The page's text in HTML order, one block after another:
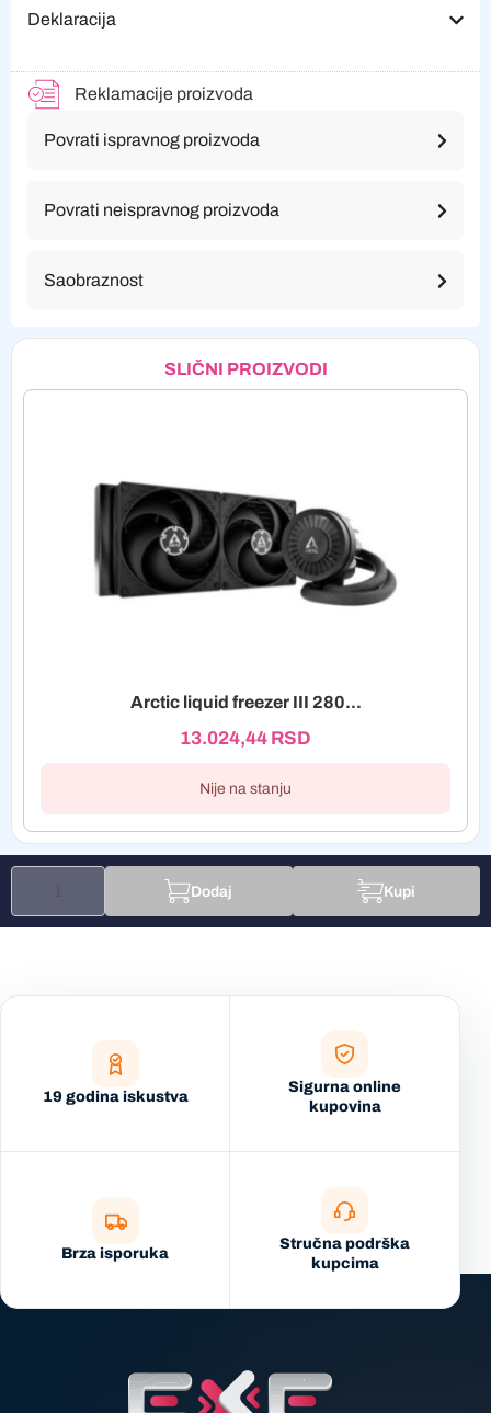
Deklaracija
Reklamacije proizvoda
Povrati ispravnog proizvoda
Povrati neispravnog proizvoda
Saobraznost
SLIČNI PROIZVODI
Arctic liquid freezer III 280...
13.024,44 RSD
Nije na stanju
Dodaj Kupi
19 godina iskustva
Sigurna online
kupovina
Brza isporuka
Stručna podrška
kupcima